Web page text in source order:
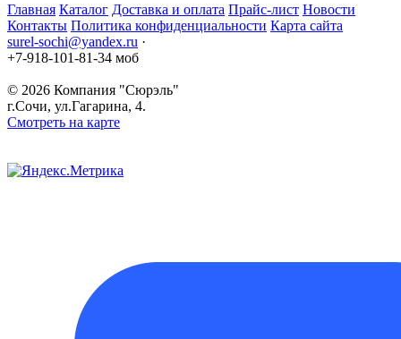
Главная Каталог Доставка и оплата Прайс-лист Новости
Контакты Политика конфиденциальности Карта сайта
surel-sochi@yandex.ru ·
+7-918-101-81-34 моб
© 2026 Компания "Сюрэль"
г.Сочи, ул.Гагарина, 4.
Смотреть на карте